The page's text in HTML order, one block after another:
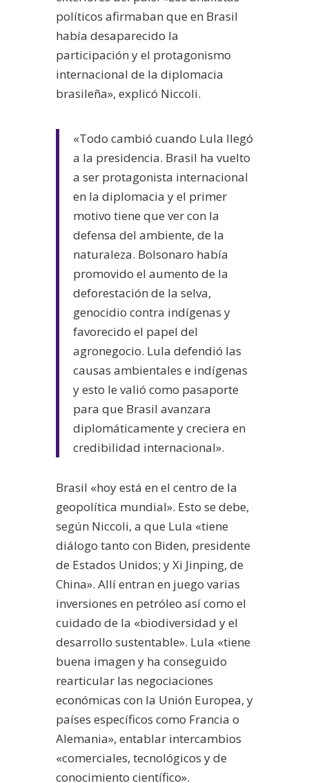
políticos afirmaban que en Brasil
había desaparecido la
participación y el protagonismo
internacional de la diplomacia
brasileña», explicó Niccoli.
«Todo cambió cuando Lula llegó
a la presidencia. Brasil ha vuelto
a ser protagonista internacional
en la diplomacia y el primer
motivo tiene que ver con la
defensa del ambiente, de la
naturaleza. Bolsonaro había
promovido el aumento de la
deforestación de la selva,
genocidio contra indígenas y
favorecido el papel del
agronegocio. Lula defendió las
causas ambientales e indígenas
y esto le valió como pasaporte
para que Brasil avanzara
diplomáticamente y creciera en
credibilidad internacional».
Brasil «hoy está en el centro de la
geopolítica mundial». Esto se debe,
según Niccoli, a que Lula «tiene
diálogo tanto con Biden, presidente
de Estados Unidos; y Xi Jinping, de
China». Allí entran en juego varias
inversiones en petróleo así como el
cuidado de la «biodiversidad y el
desarrollo sustentable». Lula «tiene
buena imagen y ha conseguido
rearticular las negociaciones
económicas con la Unión Europea, y
países específicos como Francia o
Alemania», entablar intercambios
«comerciales, tecnológicos y de
conocimiento científico».